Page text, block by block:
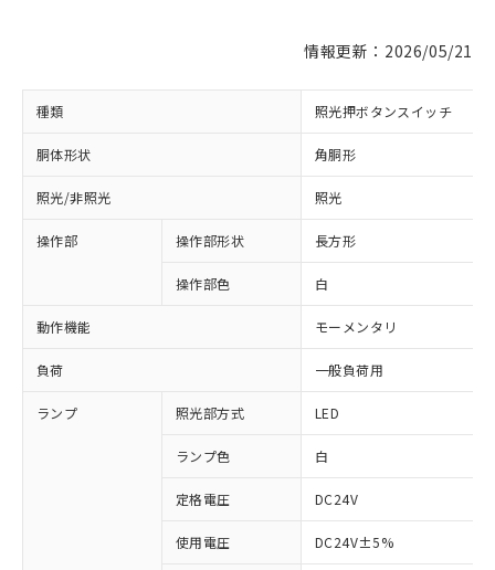
情報更新：2026/05/21
種類 照光押ボタンスイッチ
胴体形状 角胴形
照光/非照光 照光
操作部 操作部形状 長方形
操作部色 白
動作機能 モーメンタリ
負荷 一般負荷用
ランプ 照光部方式 LED
ランプ色 白
定格電圧 DC24V
使用電圧 DC24V±5%